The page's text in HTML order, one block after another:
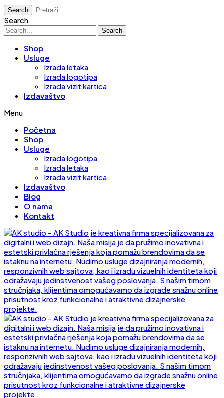
Search
Search
Search
Shop
Usluge
Izrada letaka
Izrada logotipa
Izrada vizit kartica
Izdavaštvo
Menu
Početna
Shop
Usluge
Izrada logotipa
Izrada letaka
Izrada vizit kartica
Izdavaštvo
Blog
O nama
Kontakt